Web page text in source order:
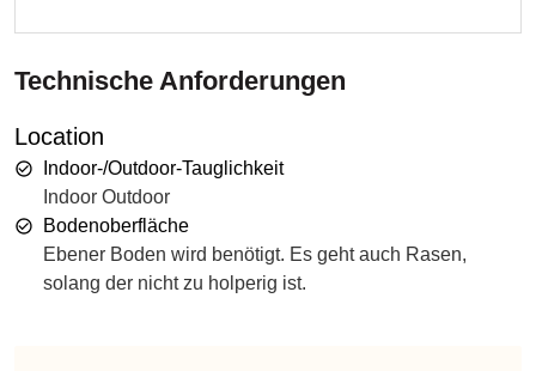
Technische Anforderungen
Location
Indoor-/Outdoor-Tauglichkeit
Indoor Outdoor
Bodenoberfläche
Ebener Boden wird benötigt. Es geht auch Rasen,
solang der nicht zu holperig ist.